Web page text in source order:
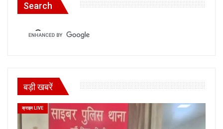
Search
बड़ी खबरें
क्राइम LIVE